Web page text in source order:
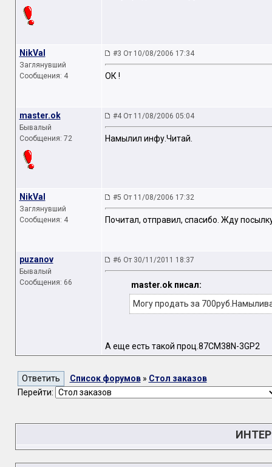
NikVal
Заглянувший
Сообщения: 4
#3 От 10/08/2006 17:34
ОК !
master.ok
Бывалый
Сообщения: 72
#4 От 11/08/2006 05:04
Намылил инфу.Читай.
NikVal
Заглянувший
Сообщения: 4
#5 От 11/08/2006 17:32
Почитал, отправил, спасибо. Жду
puzanov
Бывалый
Сообщения: 66
#6 От 30/11/2011 18:37
master.ok писал:
Могу продать за
А еще есть такой проц.87СМ38N-3GP2
Список форумов» Стол заказов
Перейти: